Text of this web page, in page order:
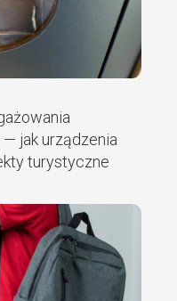
jak urządzenia
turystyczne